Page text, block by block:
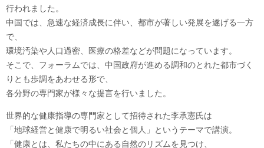
行われました。
中国では、急速な経済成長に伴い、都市が著しい発展を遂げる一方
で、
環境汚染や人口過密、医療の格差などが問題になっています。
そこで、フォーラムでは、中国政府が進める調和のとれた都市づく
りとも歩調をあわせる形で、
各分野の専門家が様々な提言を行いました。
世界的な健康指導の専門家として招待された李承憲氏は
「地球経営と健康で明るい社会と個人」というテーマで講演。
「健康とは、私たちの中にある自然のリズムを見つけ、